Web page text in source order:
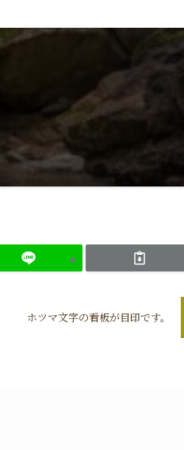
ホツマ文字の看板が目印です。